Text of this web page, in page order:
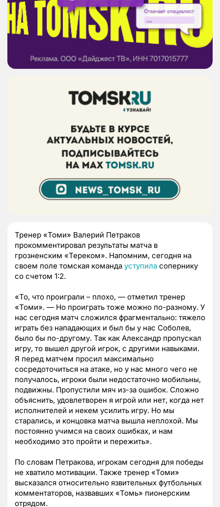
Тренер «Томи» Валерий Петраков
прокомментировал результаты матча в
грозненским «Тереком». Напомним, сегодня на
своем поле томская команда уступила сопернику
со счетом 1:2.
«То, что проиграли – плохо, — отметил тренер
«Томи». — Но проиграть тоже можно по-разному. У
нас сегодня матч сложился фрагментально: тяжело
играть без нападающих и был бы у нас Соболев,
было бы по-другому. Так как Александр пропускал
игру, то вышел другой игрок, с другими навыками.
Я перед матчем просил максимально
сосредоточиться на атаке, но у нас много чего не
получалось, игроки были недостаточно мобильны,
подвижны. Пропустили мяч из-за ошибок. Сложно
объяснить, удовлетворен я игрой или нет, когда нет
исполнителей и некем усилить игру. Но мы
старались, и концовка матча вышла неплохой. Мы
постоянно учимся на своих ошибках, и нам
необходимо это пройти и пережить».
По словам Петракова, игрокам сегодня для победы
не хватило мотивации. Также тренер «Томи»
высказался относительно язвительных футбольных
комментаторов, назвавших «Томь» пионерским
отрядом.